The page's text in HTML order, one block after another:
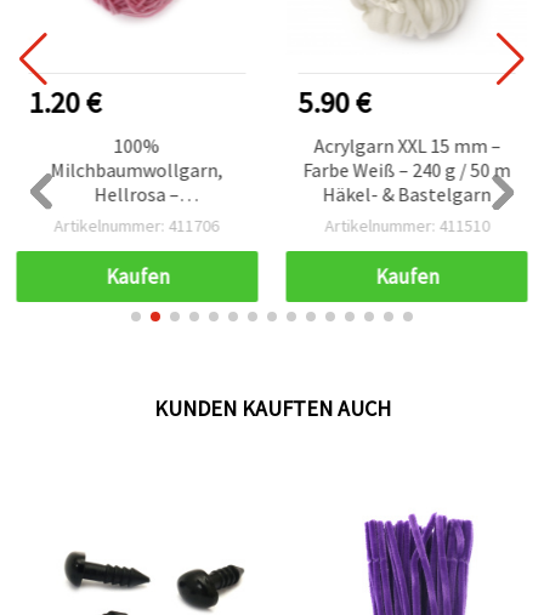
1.20 €
100%
Milchbaumwollgarn,
Hellrosa –
Kammgarn/Worsted
Häkelgarn für
Handarbeiten
Artikelnummer: 411706
Kaufen
5.90 €
Acrylgarn XXL 15 mm –
Farbe Weiß – 240 g / 50 m
Häkel- & Bastelgarn
Artikelnummer: 411510
Kaufen
KUNDEN KAUFTEN AUCH